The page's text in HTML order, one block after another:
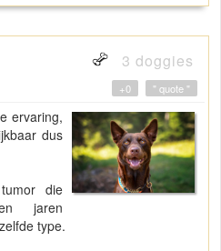
3 doggies
" quote "
+0
ervaring,
dus
die
jaren
type.